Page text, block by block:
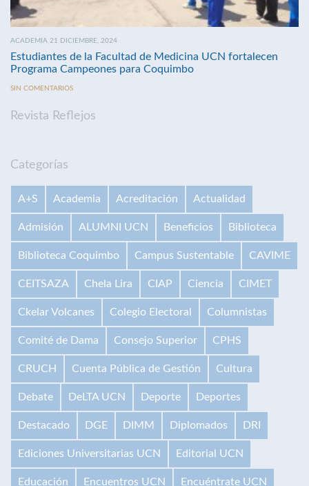
ACADEMIA 21 DICIEMBRE, 2024
Estudiantes de la Facultad de Medicina UCN fortalecen
Programa Campeones para Coquimbo
SIN COMENTARIOS
Revista Reflejos
Categorías
A+S Academia Acreditación Actualidad
Admisión ALUMNI UCN Beneficios Biblioteca
Biblioteca Coquimbo Campus Sustentable CAVIME
CEITSAZA Chela Lira CIAP Ciencia CIMET
Ckelar Volcanes Colegio Electoral Columnistas
Comité de Dama Consejo Superior CPHS
CRUCH Cuenta Pública de Gestión Cultura
Debate DeLTA UCN Deporte Deportes
Destacado DGE DIMM Diplomados DRI
Ediciones Universitarias UCN Editorial UCN
Educación Encuentros UCN Encuéntrate UCN